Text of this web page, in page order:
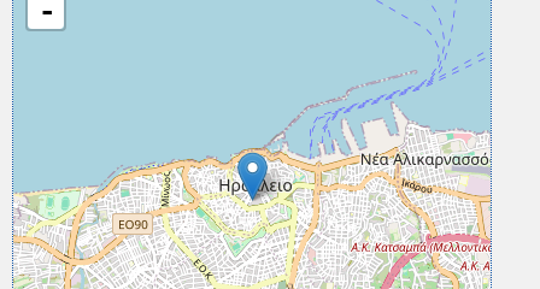
-